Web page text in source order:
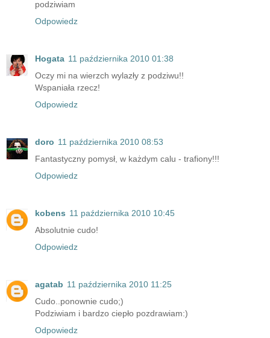
podziwiam
Odpowiedz
Hogata 11 października 2010 01:38
Oczy mi na wierzch wylazły z podziwu!!
Wspaniała rzecz!
Odpowiedz
doro 11 października 2010 08:53
Fantastyczny pomysł, w każdym calu - trafiony!!!
Odpowiedz
kobens 11 października 2010 10:45
Absolutnie cudo!
Odpowiedz
agatab 11 października 2010 11:25
Cudo..ponownie cudo;)
Podziwiam i bardzo ciepło pozdrawiam:)
Odpowiedz